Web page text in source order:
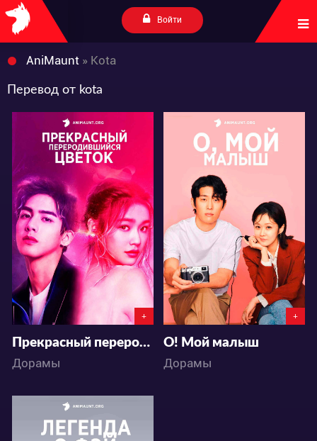
Войти
AniMaunt » Kota
Перевод от kota
21991
1 7
+
Прекрасный переродившийся цветок
Дорамы
4265
2 1
+
О! Мой малыш
Дорамы